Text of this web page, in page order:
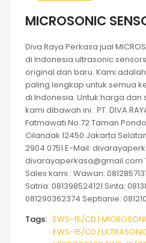
MICROSONIC
Diva Raya Perkasa jual
di Indonesia ultrasonic
original dan baru. Kami
paling lengkap untuk semua
di Indonesia. Untuk harga dan
kami dibawah ini : PT. DIVA
Fatmawati No.72 Taman
Cilandak 12450 Jakarta
2904 0751 E-Mail:
divarayaperkasa@gmail.com
Sales kami : Wawan:
Satria: 081398524121 Sinta:
081290362374 Septianie:
Tags: EWS-15/CD |
EWS-15/CD |